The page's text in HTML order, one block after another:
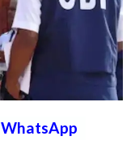
WhatsApp